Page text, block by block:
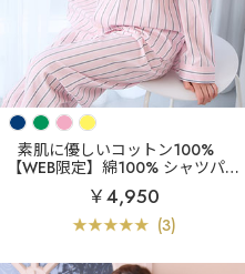
素肌に優しいコットン100%
【WEB限定】綿100% シャツパジ
ャマ 長袖 上下セット (男女兼用
サイズ)
￥4,950
(3)